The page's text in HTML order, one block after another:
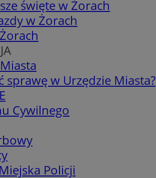
święte w Żorach
w Żorach
sprawę w Urzędzie Miasta?
Cywilnego
Policji